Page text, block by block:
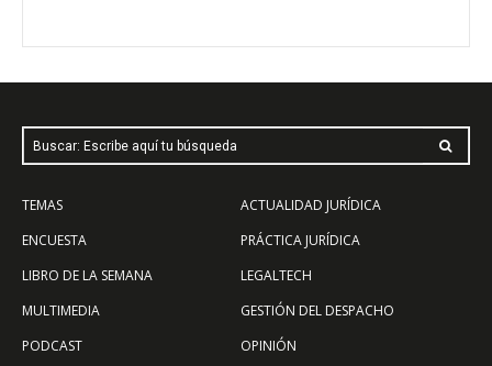
Buscar: Escribe aquí tu búsqueda
TEMAS
ENCUESTA
LIBRO DE LA SEMANA
MULTIMEDIA
PODCAST
ACTUALIDAD JURÍDICA
PRÁCTICA JURÍDICA
LEGALTECH
GESTIÓN DEL DESPACHO
OPINIÓN